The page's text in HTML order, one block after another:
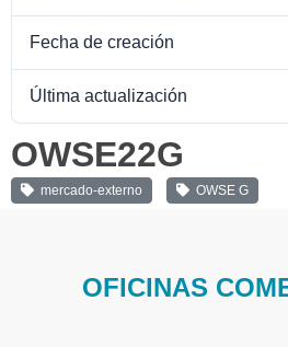
Fecha de creación
Última actualización
OWSE22G
mercado-externo OWSE G
OFICINAS